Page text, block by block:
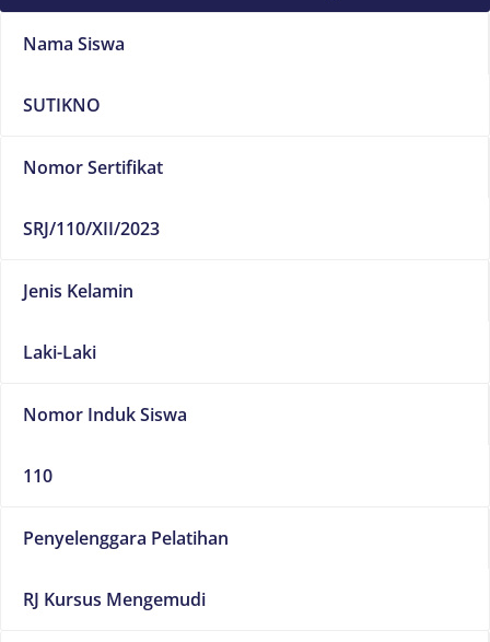
Nama Siswa
SUTIKNO
Nomor Sertifikat
SRJ/110/XII/2023
Jenis Kelamin
Laki-Laki
Nomor Induk Siswa
110
Penyelenggara Pelatihan
RJ Kursus Mengemudi